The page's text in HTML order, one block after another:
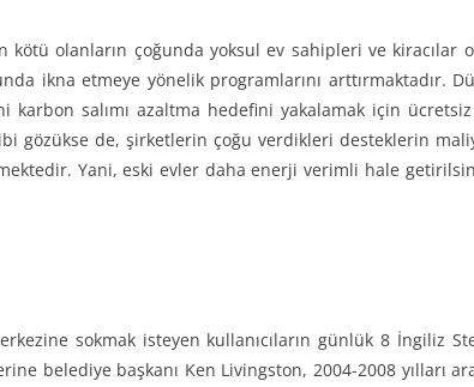
kötü olanların çoğunda yoksul ev sahipleri ve
ikna etmeye yönelik programlarını arttırmaktadır.
salımı azaltma hedefini yakalamak için
gözükse de, şirketlerin çoğu verdikleri desteklerin
Yani, eski evler daha enerji verimli hale
sokmak isteyen kullanıcıların günlük 8 İngiliz
belediye başkanı Ken Livingston, 2004-2008 yılları